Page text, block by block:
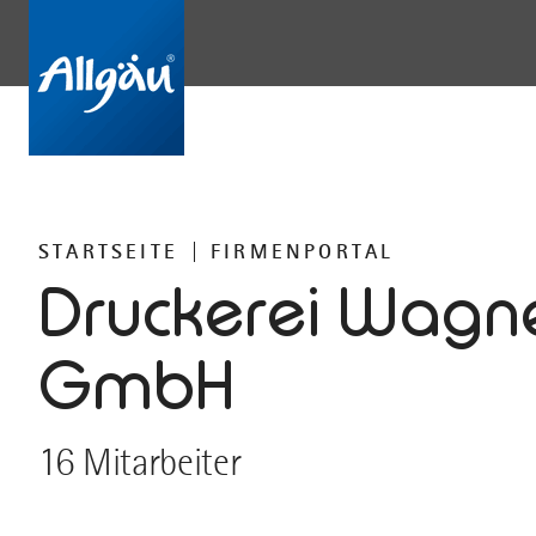
STARTSEITE FIRMENPORTAL
Druckerei
GmbH
16 Mitarbeiter